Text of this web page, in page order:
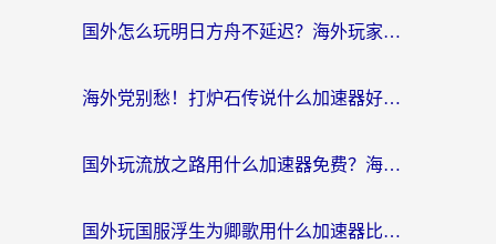
国外怎么玩明日方舟不延迟？海外玩家国服游戏加速终极指南（附DNF梦幻诛仙解决方案）
海外党别愁！打炉石传说什么加速器好用？3个实用技巧解决国服游戏卡顿
国外玩流放之路用什么加速器免费？海外党亲测有效的国服游戏加速指南
国外玩国服浮生为卿歌用什么加速器比较好？海外党亲测不踩坑指南